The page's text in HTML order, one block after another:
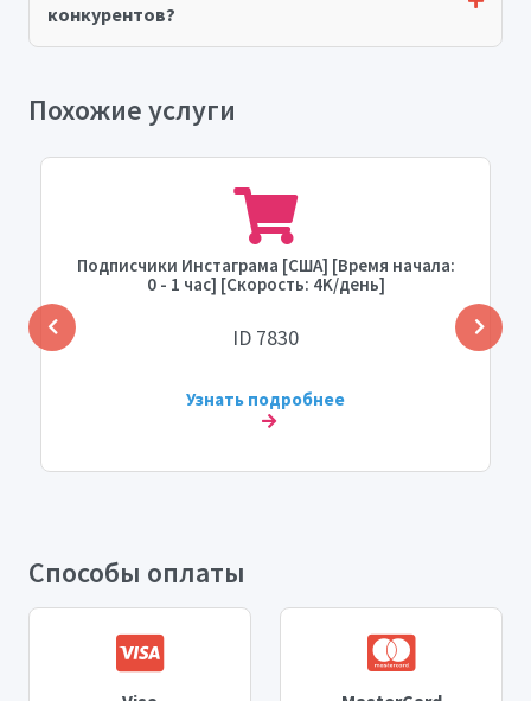
конкурентов?
Похожие услуги
Подписчики Инстаграма [США] [Время начала:
0 - 1 час] [Скорость: 4K/день]
ID 7830
Узнать подробнее
Способы оплаты